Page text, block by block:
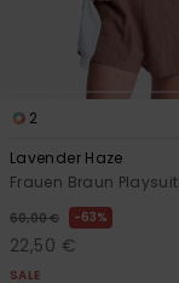
2
Lavender Haze
Frauen Braun Playsuit
60,00 € 63%
22,50 €
SALE